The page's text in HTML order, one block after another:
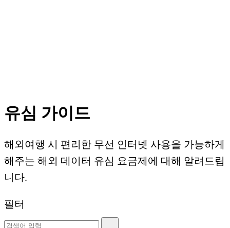
유심 가이드
해외여행 시 편리한 무선 인터넷 사용을 가능하게
해주는 해외 데이터 유심 요금제에 대해 알려드립
니다.
필터